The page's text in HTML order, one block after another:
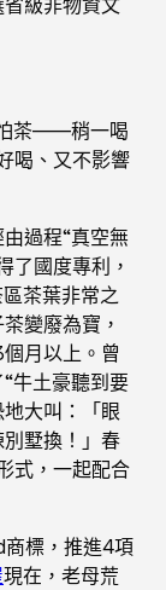
茶——稍一喝
喝、又不影響
過程“真空無
了國度專利，
茶葉非常之
變廢為寶，
月以上。曾
“牛土豪聽到要
大叫：「眼
別墅換！」春
式，一起配合
商標，推進4項
現在，老母荒